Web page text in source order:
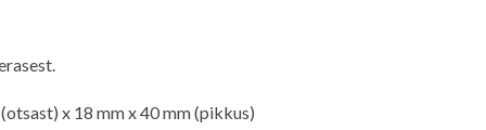
x 18 mm x 40 mm (pikkus)